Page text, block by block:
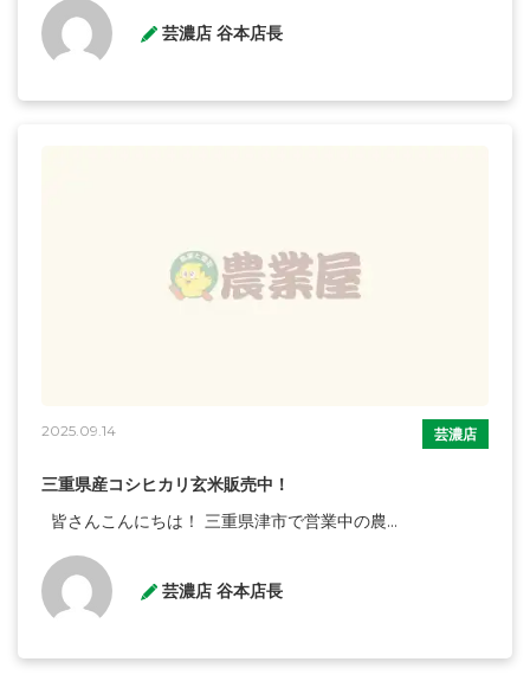
芸濃店 谷本店長
2025.09.14 芸濃店
三重県産コシヒカリ玄米販売中！
皆さんこんにちは！ 三重県津市で営業中の農...
芸濃店 谷本店長